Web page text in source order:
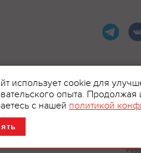
использует cookie для
опыта. Продолжая
с нашей политикой